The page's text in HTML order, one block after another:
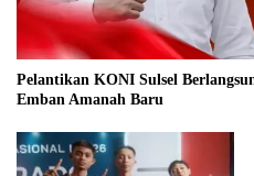
Pelantikan KONI Sulsel
Emban Amanah Baru